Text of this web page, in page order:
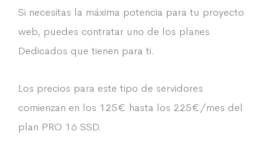
Si necesitas la máxima potencia para tu proyecto
web, puedes contratar uno de los planes
Dedicados que tienen para ti.
Los precios para este tipo de servidores
comienzan en los 125€ hasta los 225€/mes del
plan PRO 16 SSD.